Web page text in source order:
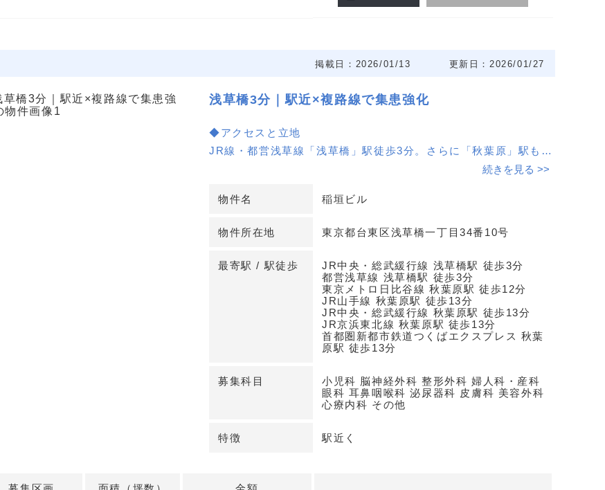
掲載日：2026/01/13 更新日：2026/01/27
浅草橋3分｜駅近×複路線で集患強化
◆アクセスと立地
JR線・都営浅草線「浅草橋」駅徒歩3分。さらに「秋葉原」駅も徒
歩圏内で、複数路線が利用可能。駅近立地は来院負担を抑え、スタ
エントランス常時開放で来院時の出入りがスムーズ。トイレ・給湯
室および照明はLEDへリニューアル予定で、清潔感と運用面の効率
化に寄与します。クリニック運営を見据えた基礎設備の改善が見込
◆開業適性と検討科目
物件名は稲垣ビルのテナント。内科、小児科、眼科、耳鼻咽喉科、
向上の検討要素になり得ます。区画情報は未設定のため、条件やレ
イアウト要件はまず適合可否からご相談ください。詳細はお問い合
続きを見る >>
物件名 稲垣ビル
物件所在地 東京都台東区浅草橋一丁目34番10号
最寄駅 / 駅徒歩
JR中央・総武緩行線 浅草橋駅 徒歩3分
都営浅草線 浅草橋駅 徒歩3分
東京メトロ日比谷線 秋葉原駅 徒歩12分
JR山手線 秋葉原駅 徒歩13分
JR中央・総武緩行線 秋葉原駅 徒歩13分
JR京浜東北線 秋葉原駅 徒歩13分
首都圏新都市鉄道つくばエクスプレス 秋葉
原駅 徒歩13分
募集科目
小児科 脳神経外科 整形外科 婦人科・産科
眼科 耳鼻咽喉科 泌尿器科 皮膚科 美容外科
心療内科 その他
特徴 駅近く